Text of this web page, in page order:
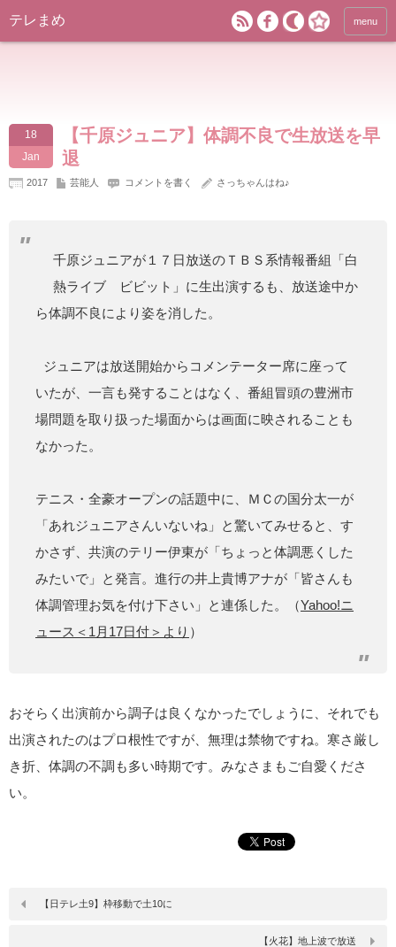
テレまめ menu
18
Jan
【千原ジュニア】体調不良で生放送を早
退
2017 芸能人 コメントを書く さっちゃんはね♪
千原ジュニアが１７日放送のＴＢＳ系情報番組「白
熱ライブ ビビット」に生出演するも、放送途中か
ら体調不良により姿を消した。
ジュニアは放送開始からコメンテーター席に座って
いたが、一言も発することはなく、番組冒頭の豊洲市
場問題を取り扱った場面からは画面に映されることも
なかった。
テニス・全豪オープンの話題中に、ＭＣの国分太一が
「あれジュニアさんいないね」と驚いてみせると、す
かさず、共演のテリー伊東が「ちょっと体調悪くした
みたいで」と発言。進行の井上貴博アナが「皆さんも
体調管理お気を付け下さい」と連係した。（Yahoo!ニ
ュース＜1月17日付＞より ）
おそらく出演前から調子は良くなかったでしょうに、それでも
出演されたのはプロ根性ですが、無理は禁物ですね。寒さ厳し
き折、体調の不調も多い時期です。みなさまもご自愛くださ
い。
【日テレ土9】枠移動で土10に
【火花】地上波で放送